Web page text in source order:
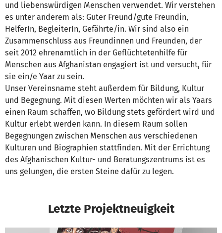
und liebenswürdigen Menschen verwendet. Wir verstehen
es unter anderem als: Guter Freund/gute Freundin,
HelferIn, BegleiterIn, Gefährte/in. Wir sind also ein
Zusammenschluss aus Freundinnen und Freunden, der
seit 2012 ehrenamtlich in der Geflüchtetenhilfe für
Menschen aus Afghanistan engagiert ist und versucht, für
sie ein/e Yaar zu sein.
Unser Vereinsname steht außerdem für Bildung, Kultur
und Begegnung. Mit diesen Werten möchten wir als Yaars
einen Raum schaffen, wo Bildung stets gefördert wird und
Kultur erlebt werden kann. In diesem Raum sollen
Begegnungen zwischen Menschen aus verschiedenen
Kulturen und Biographien stattfinden. Mit der Errichtung
des Afghanischen Kultur- und Beratungszentrums ist es
uns gelungen, die ersten Steine dafür zu legen.
Letzte Projektneuigkeit